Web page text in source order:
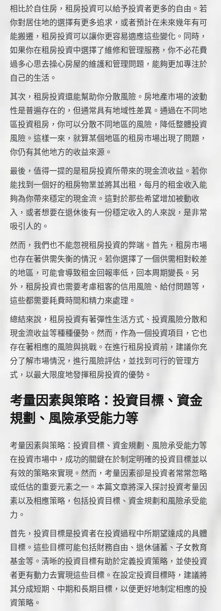
相比於自住房，租房投資可以給予投資者更多的自由。若
你對居住地的選擇有更多追求，或者預計在未來幾年有可
能搬遷，租房投資可以讓你更容易適應這些變化。同時，
如果你在租房投資中選擇了維修和管理服務，你不必花費
過多心思去操心房屋的維護和管理問題，能夠更加專注於
自己的生活。
其次，租房投資還能幫助你分散風險。房地產市場的波動
性是普遍存在的，但通常具有地域性差異。通過在不同地
區投資租房，你可以分散不同地區的風險，降低整體投資
風險。這樣一來，就算某個地區的租房市場出現了問題，
你仍有其他地方的收益來源。
最後，值得一提的是租房投資所帶來的現金流收益。若你
能找到一個好的租房物業並將其出租，每月的租金收入能
夠為你帶來穩定的現金流。這對於那些希望增加被動收
入，或者想要在退休後有一份穩定收入的人來說，是非常
吸引人的。
然而，我們也不能忽視租房投資的弊端。首先，租房市場
也存在著供需失衡的情況。若你選擇了一個供需相對較差
的地區，可能會導致租金回報率低，回本周期變長。另
外，租房投資也需要考慮租客的信用風險、給付問題等，
這些都需要耗費時間和精力來處理。
總結來說，租房投資有著彈性生活方式、投資風險分散和
現金流收益等種種優勢。然而，作為一個投資項目，它也
存在著相應的風險與挑戰。在進行租房投資前，建議你充
分了解市場情況，進行風險評估，並找到可行的管理方
式，以最大限度地發揮租房投資的優勢。
考量因素與策略：投資目標、資金
規劃、風險承受能力等
考量因素與策略：投資目標、資金規劃、風險承受能力等
在投資市場中，成功的關鍵在於制定明確的投資目標並以
有效的策略來實現。然而，考量因素卻是投資者常常忽略
或低估的重要元素之一。本篇文章將深入探討投資考量因
素以及相應策略，包括投資目標、資金規劃和風險承受能
力。
首先，投資目標是投資者在投資過程中所期望達成的具體
目標。這些目標可能包括財務自由、退休儲蓄、子女教育
基金等。清晰的投資目標有助於定義投資策略，並使投資
者更有動力去實現這些目標。在設定投資目標時，建議將
其分成短期、中期和長期目標，以便更好地制定相應的投
資策略。